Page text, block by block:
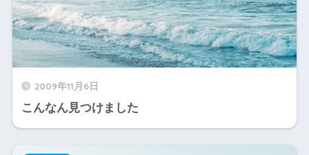
2009年11月6日
こんなん見つけました